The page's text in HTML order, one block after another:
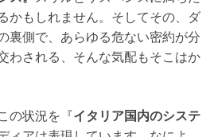
かもしれません。そしてその、ダ
裏側で、あらゆる危ない密約が分
わされる、そんな気配もそこはか
の状況を『イタリア国内のシステ